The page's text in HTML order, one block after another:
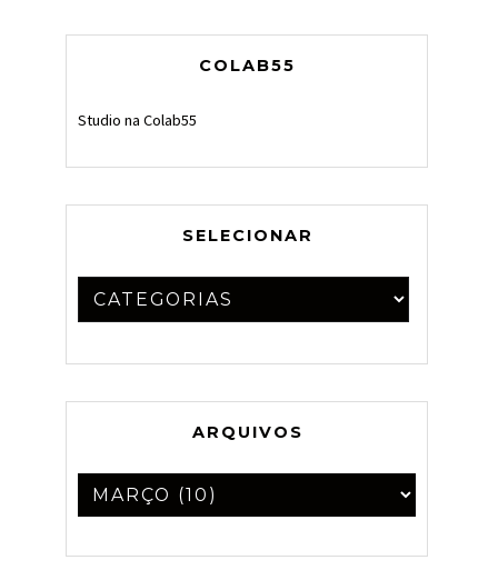
COLAB55
Studio na Colab55
SELECIONAR
ARQUIVOS